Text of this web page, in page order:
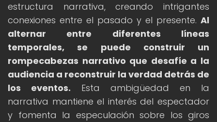
estructura narrativa, creando intrigantes
conexiones entre el pasado y el presente. Al
alternar entre diferentes líneas
temporales, se puede construir un
rompecabezas narrativo que desafíe a la
audiencia a reconstruir la verdad detrás de
los eventos. Esta ambigüedad en la
narrativa mantiene el interés del espectador
y fomenta la especulación sobre los giros